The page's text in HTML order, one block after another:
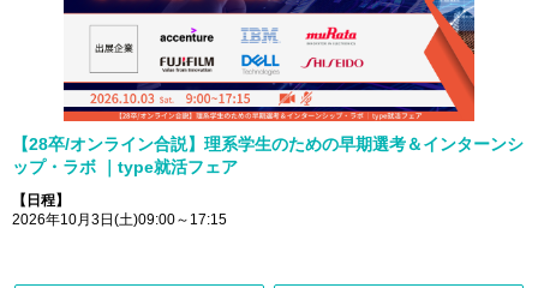
【28卒/オンライン合説】理系学生のための早期選考＆インターンシ
ップ・ラボ ｜type就活フェア
【日程】
2026年10月3日(土)09:00～17:15